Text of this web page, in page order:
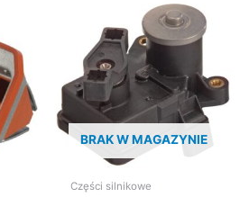
BRAK W MAGAZYNIE
Części silnikowe